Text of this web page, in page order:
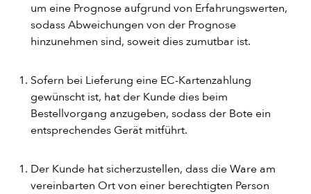
um eine Prognose aufgrund von Erfahrungswerten,
sodass Abweichungen von der Prognose
hinzunehmen sind, soweit dies zumutbar ist.
Sofern bei Lieferung eine EC-Kartenzahlung
gewünscht ist, hat der Kunde dies beim
Bestellvorgang anzugeben, sodass der Bote ein
entsprechendes Gerät mitführt.
Der Kunde hat sicherzustellen, dass die Ware am
vereinbarten Ort von einer berechtigten Person